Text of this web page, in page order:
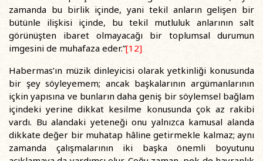
zamanda bu birlik içinde, yani tekil anların gelişen bir
bütünle ilişkisi içinde, bu tekil mutluluk anlarının salt
görünüşten ibaret olmayacağı bir toplumsal durumun
imgesini de muhafaza eder.”[12]
Habermas’ın müzik dinleyicisi olarak yetkinliği konusunda
bir şey söyleyemem; ancak başkalarının argümanlarının
içkin yapısına ve bunların daha geniş bir söylemsel bağlam
içindeki yerine dikkat kesilme konusunda çok az rakibi
vardı. Bu alandaki yeteneği onu yalnızca kamusal alanda
dikkate değer bir muhatap hâline getirmekle kalmaz; aynı
zamanda çalışmalarının iki başka önemli boyutunu